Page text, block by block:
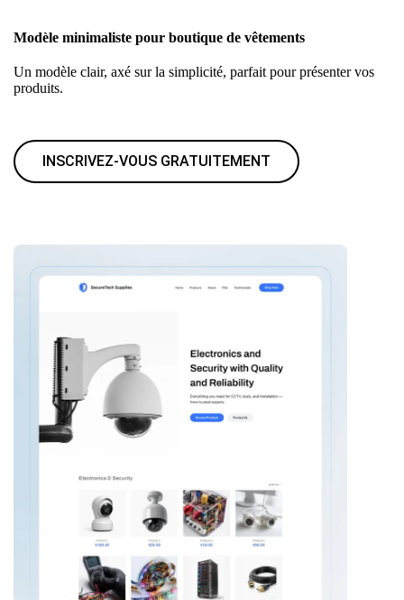
Modèle minimaliste pour boutique de vêtements
Un modèle clair, axé sur la simplicité, parfait pour présenter vos
produits.
INSCRIVEZ-VOUS GRATUITEMENT